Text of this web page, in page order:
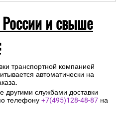
и свыше
транспортной компанией
автоматически на
службами доставки
телефону +7(495)128-48-87 на